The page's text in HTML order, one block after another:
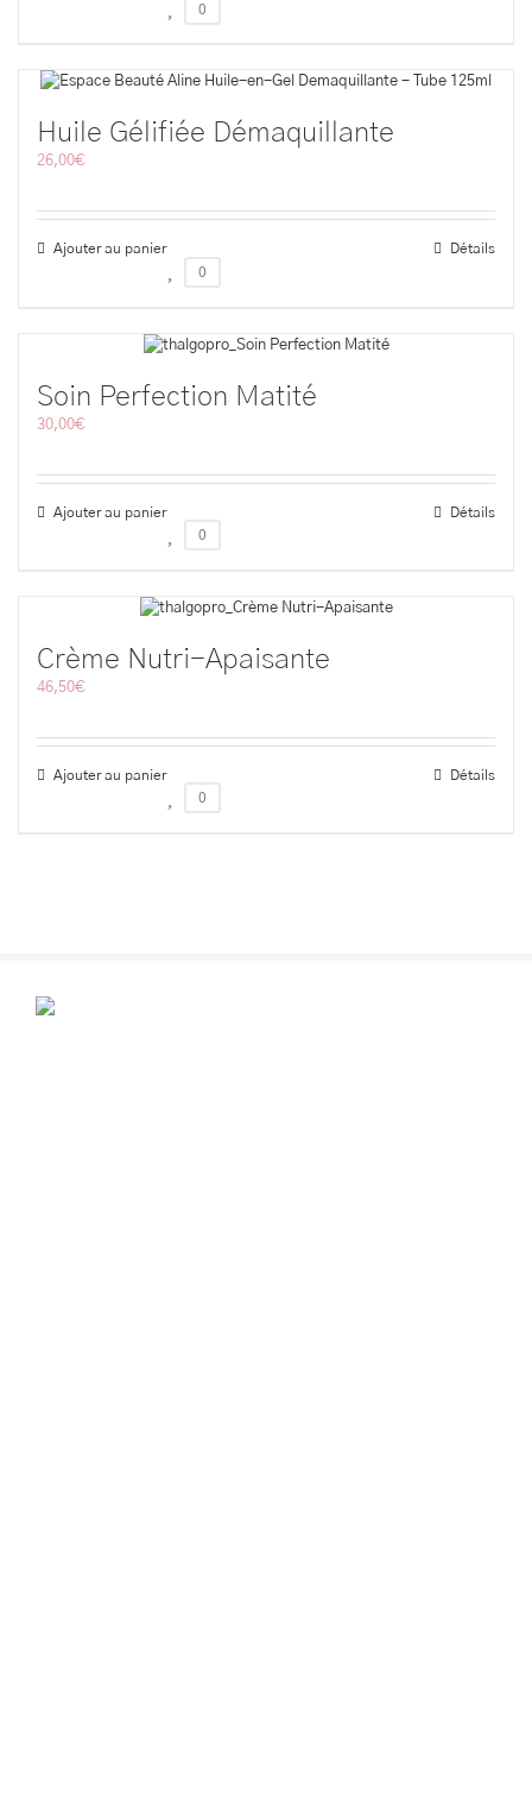
0
Huile Gélifiée Démaquillante
26,00€
Ajouter au panier
Détails
0
Soin Perfection Matité
30,00€
Ajouter au panier
Détails
0
Crème Nutri-Apaisante
46,50€
Ajouter au panier
Détails
0